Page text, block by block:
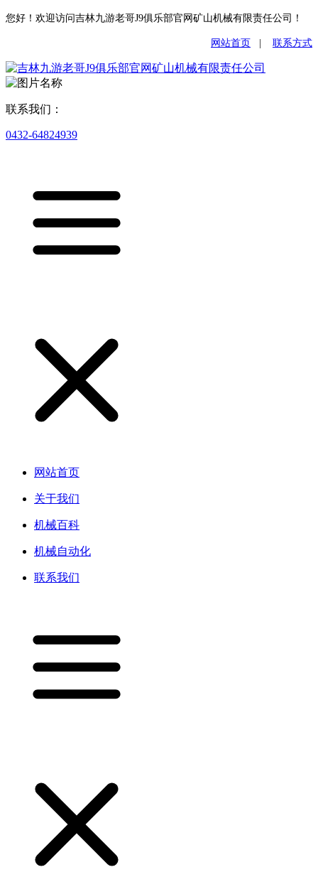
您好！欢迎访问吉林九游老哥J9俱乐部官网矿山机械有限责任公司！
网站首页 联系方式
联系我们：
0432-64824939
网站首页
关于我们
机械百科
机械自动化
联系我们